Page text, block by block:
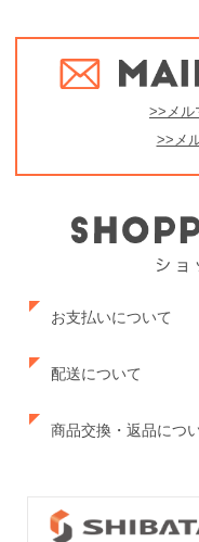
>>メル
>>メ
お支払いについて
配送について
商品交換・返品につ